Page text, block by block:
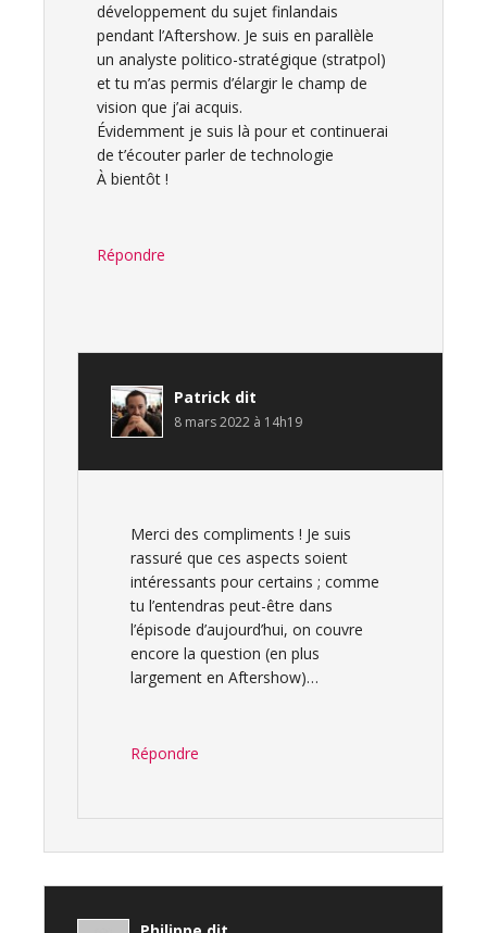
développement du sujet finlandais
pendant l’Aftershow. Je suis en parallèle
un analyste politico-stratégique (stratpol)
et tu m’as permis d’élargir le champ de
vision que j’ai acquis.
Évidemment je suis là pour et continuerai
de t’écouter parler de technologie
À bientôt !
Répondre
Patrick dit
8 mars 2022 à 14h19
Merci des compliments ! Je suis
rassuré que ces aspects soient
intéressants pour certains ; comme
tu l’entendras peut-être dans
l’épisode d’aujourd’hui, on couvre
encore la question (en plus
largement en Aftershow)…
Répondre